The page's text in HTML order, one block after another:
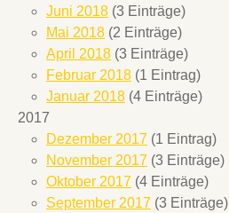
Juni 2018 (3 Einträge)
Mai 2018 (2 Einträge)
April 2018 (3 Einträge)
Februar 2018 (1 Eintrag)
Januar 2018 (4 Einträge)
2017
Dezember 2017 (1 Eintrag)
November 2017 (3 Einträge)
Oktober 2017 (4 Einträge)
September 2017 (3 Einträge)